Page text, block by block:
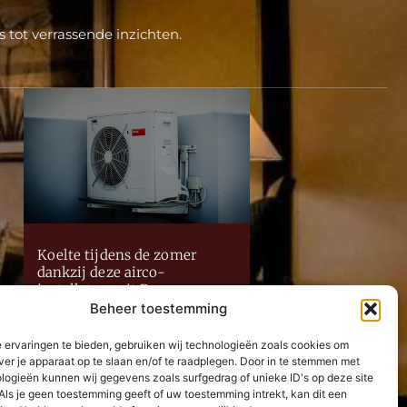
Beheer toestemming
ervaringen te bieden, gebruiken wij technologieën zoals cookies om
je apparaat op te slaan en/of te raadplegen. Door in te stemmen met
kunnen wij gegevens zoals surfgedrag of unieke ID's op deze site
je geen toestemming geeft of uw toestemming intrekt, kan dit een
tot verrassende inzichten.
Koelte tijdens de zomer
dankzij deze airco-
installateur uit Puurs
Lees Verder »
Neem contact met ons op